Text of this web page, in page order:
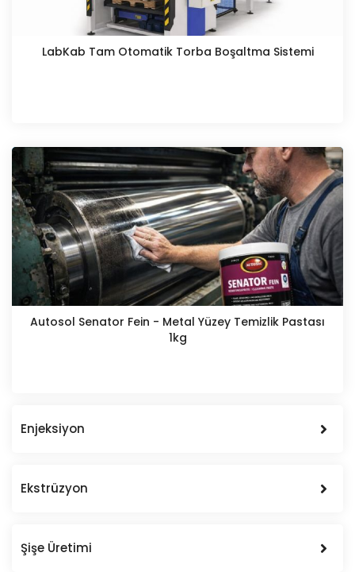
LabKab Tam Otomatik Torba Boşaltma Sistemi
Autosol Senator Fein - Metal Yüzey Temizlik Pastası
1kg
Enjeksiyon
Ekstrüzyon
Şişe Üretimi